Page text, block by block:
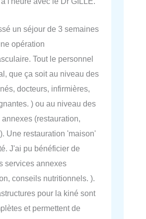
un séjour de 3 semaines
opération
Tout le personnel
que ça soit au niveau des
docteurs, infirmières,
) ou au niveau des
(restauration,
Une restauration 'maison'
J'ai pu bénéficier de
services annexes
conseils nutritionnels. ).
pour la kiné sont
et permettent de